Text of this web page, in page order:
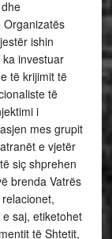
Organizatës
ishin
investuar
të krijimit të
të
i
mes grupit
e vjetër
siç shprehen
brenda Vatrës
saj, etiketohet
të Shtetit,